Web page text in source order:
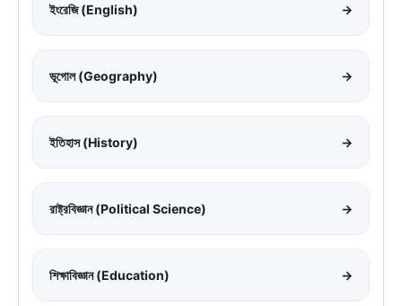
ইংরেজি (English) →
ভূগোল (Geography) →
ইতিহাস (History) →
রাষ্ট্রবিজ্ঞান (Political Science) →
শিক্ষাবিজ্ঞান (Education) →